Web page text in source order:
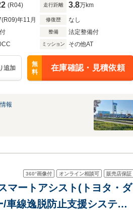
(R04) 走行距離 3.8万km
年11月 修復歴 なし
整備 法定整備付
ミッション その他AT
追加
無
料
在庫確認・見積依頼
報
360°画像付 オンライン相談可 販売店保証
マートアシスト(トヨタ・ダ
線逸脱防止支援システム/